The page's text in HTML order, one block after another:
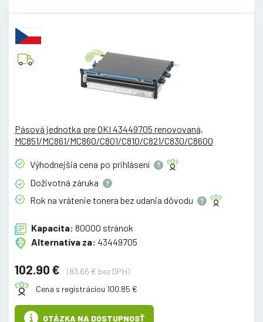
Pásová jednotka pre OKI 43449705 renovovaná,
MC851/MC861/MC860/C801/C810/C821/C830/C8600
Výhodnejšia cena po prihlásení
Doživotná záruka
Rok na vrátenie tonera bez udania dôvodu
Kapacita: 80000 stránok
Alternatíva za: 43449705
102.90 €
(83.66 € bez DPH)
Cena s registráciou 100.85 €
OTÁZKA NA DOSTUPNOSŤ